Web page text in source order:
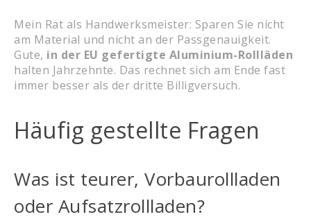
Mein Rat als Handwerksmeister: Sparen Sie nicht
am Material und nicht an der Passgenauigkeit.
Gute, in der EU gefertigte Aluminium-Rollläden
halten Jahrzehnte. Das rechnet sich am Ende fast
immer besser als der dritte Billigversuch.
Häufig gestellte Fragen
Was ist teurer, Vorbaurollladen
oder Aufsatzrollladen?